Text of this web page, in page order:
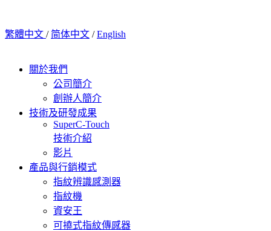
繁體中文 / 简体中文 /English
關於我們
公司簡介
創辦人簡介
技術及研發成果
SuperC-Touch
技術介紹
影片
產品與行銷模式
指紋辨識感測器
指紋機
資安王
可撓式指紋傳感器